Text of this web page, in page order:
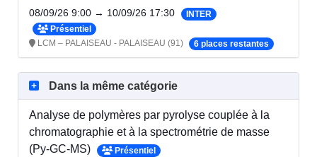
08/09/26 9:00 → 10/09/26 17:30
INTER
Présentiel
LCM – PALAISEAU - PALAISEAU (91)
6 places restantes
Dans la même catégorie
Analyse de polymères par pyrolyse couplée à la
chromatographie et à la spectrométrie de masse
(Py-GC-MS)
Présentiel